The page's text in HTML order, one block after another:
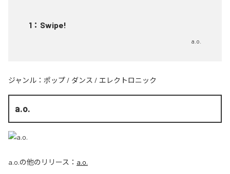
1 ： Swipe!
a.o.
ジャンル： ポップ / ダンス / エレクトロニック
a.o.
a.o.の他のリリース： a.o.